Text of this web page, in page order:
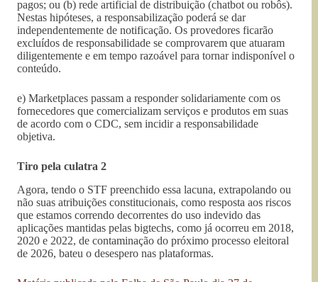
pagos; ou (b) rede artificial de distribuição (chatbot ou robôs).
Nestas hipóteses, a responsabilização poderá se dar
independentemente de notificação. Os provedores ficarão
excluídos de responsabilidade se comprovarem que atuaram
diligentemente e em tempo razoável para tornar indisponível o
conteúdo.
e) Marketplaces passam a responder solidariamente com os
fornecedores que comercializam serviços e produtos em suas
de acordo com o CDC, sem incidir a responsabilidade
objetiva.
Tiro pela culatra 2
Agora, tendo o STF preenchido essa lacuna, extrapolando ou
não suas atribuições constitucionais, como resposta aos riscos
que estamos correndo decorrentes do uso indevido das
aplicações mantidas pelas bigtechs, como já ocorreu em 2018,
2020 e 2022, de contaminação do próximo processo eleitoral
de 2026, bateu o desespero nas plataformas.